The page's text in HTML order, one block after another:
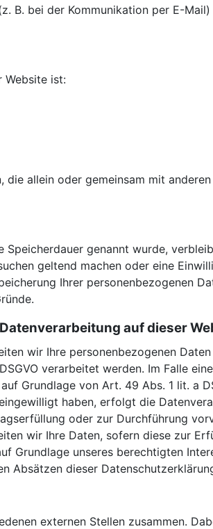
B. bei der Kommunikation per E-
Website ist:
allein oder gemeinsam mit
genannt wurde,
geltend machen oder eine
Ihrer personenbezogenen
auf dieser
wir Ihre personenbezogenen
verarbeitet werden. Im Falle
Grundlage von Art. 49 Abs. 1 lit. a
haben, erfolgt die
oder zur Durchführung
wir Ihre Daten, sofern diese zur
Grundlage unseres berechtigten
Absätzen dieser
externen Stellen zusammen.